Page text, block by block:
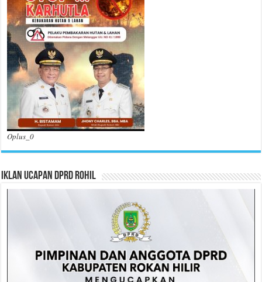
Oplus_0
Iklan Ucapan DPRD Rohil